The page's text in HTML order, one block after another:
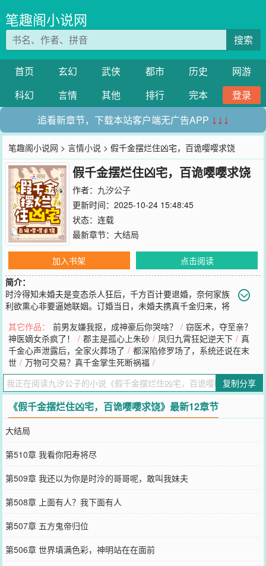
笔趣阁小说网
搜索
首页 玄幻 武侠 都市 历史
网游
科幻
言情 其他 排行 完本
登录
追看新章节，下载本站客户端无广告APP ↓↓↓
笔趣阁小说网 >言情小说 > 假千金摆烂住凶宅，百诡嘤嘤求饶
假千金摆烂住凶宅，百诡嘤嘤求饶
作者： 九汐公子
更新时间：2025-10-24 15:48:45
状态：连载
最新章节： 大结局
加入书架
点击阅读
简介：
时泠得知未婚夫是变态杀人狂后，千方百计要退婚，奈何家族
利欲熏心非要逼她联姻。订婚当日，未婚夫携真千金归来，将
豪华凶宅。开始——时泠：“世界是物质的，鬼是虚无的。”网友：“主
播以后有得你哭的！”后来——时泠：“嘤嘤嘤，鬼好可怕。”被揍得鼻
青脸肿的鬼和目瞪口呆的网友：“……特么地你更可怕吧。”……综艺
之上，时泠跟真千金、前未婚夫狭路相逢，网友激动：两女争一男，
给我打起来！结果，打起来的竟是洛鸢和席谨？时泠竟是他俩白月
光？众人以为时泠是被赶出豪门的小可怜，但后来各界大佬纷纷求她
帮忙物理驱鬼。再后来，想她的风还是吹到了阴间，就连地府大佬都
求她相助。……小剧场：某法外狂徒：“敢惹我？你死定了，我上面有
人！”时泠：“我下面有人。”判官生死簿上阳寿一笔勾销，法外狂徒阎
王殿上哭着求饶。
您要是觉得《 假千金摆烂住凶宅，百诡嘤嘤求饶
忘记向您QQ群和微博微信里的朋友推荐哦！
其它作品： 前男友嫌我抠，成神豪后你哭啥？ / 窃医术，夺至亲？
神医嫡女杀疯了！
/ 郡主是孤心上朱砂 / 凤归九霄狂妃逆天下 / 真
千金心声泄露后，全家火葬场了 / 都深陷修罗场了，系统还说在末
世 / 万物可交易？真千金掌生死断祸福 /
复制分享
《假千金摆烂住凶宅，百诡嘤嘤求饶》最新12章节
大结局
第510章 我看你阳寿将尽
第509章 我还以为你是时泠的哥哥呢，敢叫我妹夫
第508章 上面有人？我下面有人
第507章 五方鬼帝归位
第506章 世界填满色彩，神明站在在面前